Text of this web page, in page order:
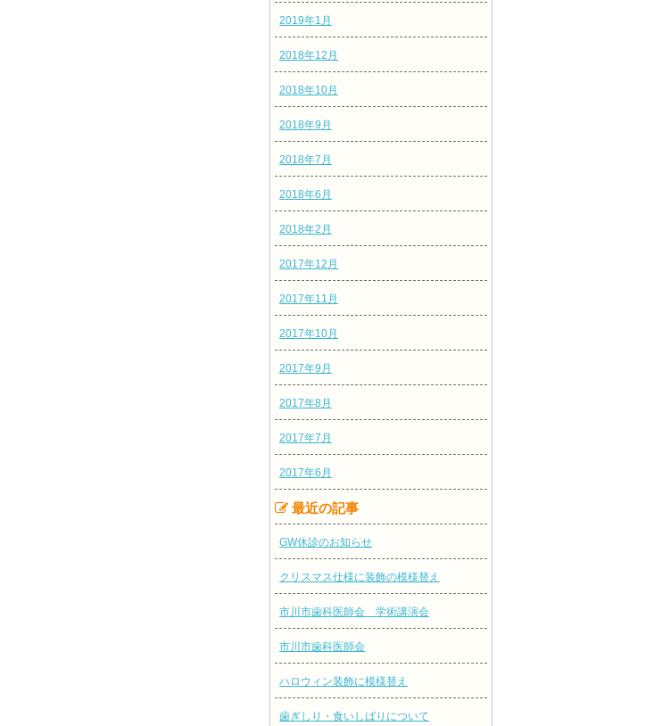
2019年1月
2018年12月
2018年10月
2018年9月
2018年7月
2018年6月
2018年2月
2017年12月
2017年11月
2017年10月
2017年9月
2017年8月
2017年7月
2017年6月
最近の記事
GW休診のお知らせ
クリスマス仕様に装飾の模様替え
市川市歯科医師会 学術講演会
市川市歯科医師会
ハロウィン装飾に模様替え
歯ぎしり・食いしばりについて